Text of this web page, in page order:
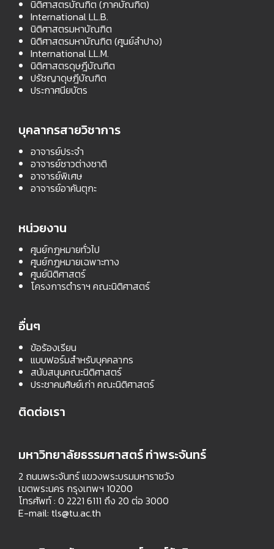
นิติศาสตรบัณฑิต (ภาคบัณฑิต)
International LL.B.
นิติศาสตรมหาบัณฑิต
นิติศาสตรมหาบัณฑิต (ศูนย์ลำปาง)
International LL.M.
นิติศาสตรดุษฎีบัณฑิต
ปรัชญาดุษฎีบัณฑิต
ประกาศนียบัตร
บุคลากรสายวิชาการ
อาจารย์ประจำ
อาจารย์ชาวต่างชาติ
อาจารย์พิเศษ
อาจารย์อาคันตุกะ
หน่วยงาน
ศูนย์กฎหมายทั่วไป
ศูนย์กฎหมายเฉพาะทาง
ศูนย์นิติศาสตร์
โครงการตำราฯ คณะนิติศาสตร์
อื่นๆ
ข้อร้องเรียน
แบบฟอร์มสำหรับบุคคลากร
สนับสนุนคณะนิติศาสตร์
ประชาคมศิษย์เก่า คณะนิติศาสตร์
ติดต่อเรา
มหาวิทยาลัยธรรมศาสตร์ ท่าพระจันทร์
2 ถนนพระจันทร์ แขวงพระบรมมหาราชวัง
เขตพระนคร กรุงเทพฯ 10200
โทรศัพท์ : 0 2221 6111 ถึง 20 ต่อ 3000
E-mail: tls@tu.ac.th